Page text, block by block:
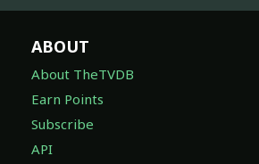
ABOUT
About TheTVDB
Earn Points
Subscribe
API